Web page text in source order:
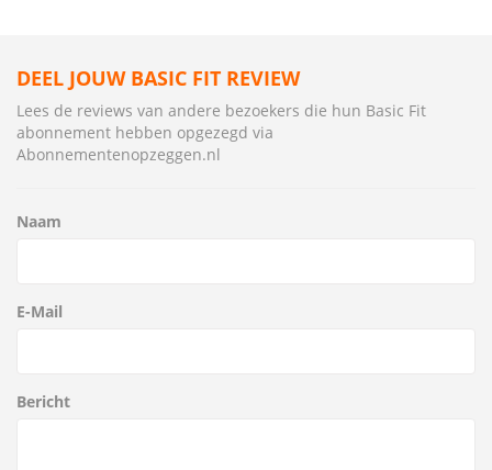
DEEL JOUW BASIC FIT REVIEW
Lees de reviews van andere bezoekers die hun Basic Fit
abonnement hebben opgezegd via
Abonnementenopzeggen.nl
Naam
E-Mail
Bericht